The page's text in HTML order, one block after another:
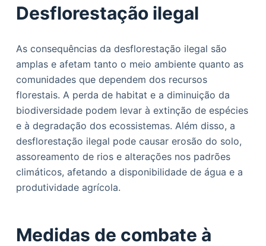
Desflorestação ilegal
As consequências da desflorestação ilegal são
amplas e afetam tanto o meio ambiente quanto as
comunidades que dependem dos recursos
florestais. A perda de habitat e a diminuição da
biodiversidade podem levar à extinção de espécies
e à degradação dos ecossistemas. Além disso, a
desflorestação ilegal pode causar erosão do solo,
assoreamento de rios e alterações nos padrões
climáticos, afetando a disponibilidade de água e a
produtividade agrícola.
Medidas de combate à